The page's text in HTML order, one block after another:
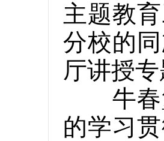
主题教
分校的
厅讲授
牛春堡
的学习